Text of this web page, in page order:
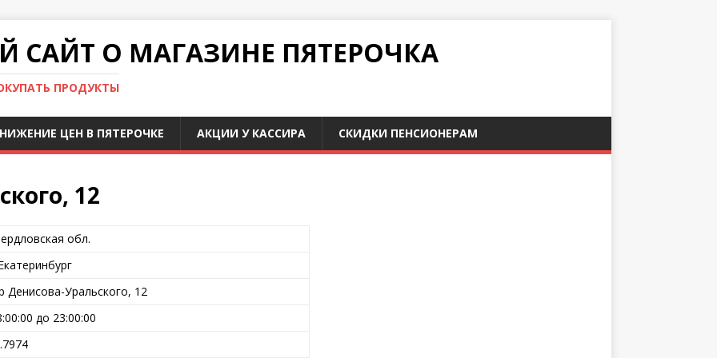
О МАГАЗИНЕ ПЯТЕРОЧКА
ПРОДУКТЫ
ЦЕН В ПЯТЕРОЧКЕ АКЦИИ У КАССИРА СКИДКИ ПЕНСИОНЕРАМ
12
обл.
Денисова-Уральского, 12
до 23:00:00